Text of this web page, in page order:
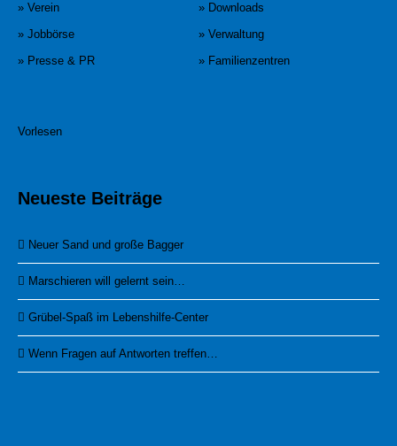
» Verein
» Downloads
» Jobbörse
» Verwaltung
» Presse & PR
» Familienzentren
Vorlesen
Neueste Beiträge
Neuer Sand und große Bagger
Marschieren will gelernt sein…
Grübel-Spaß im Lebenshilfe-Center
Wenn Fragen auf Antworten treffen…